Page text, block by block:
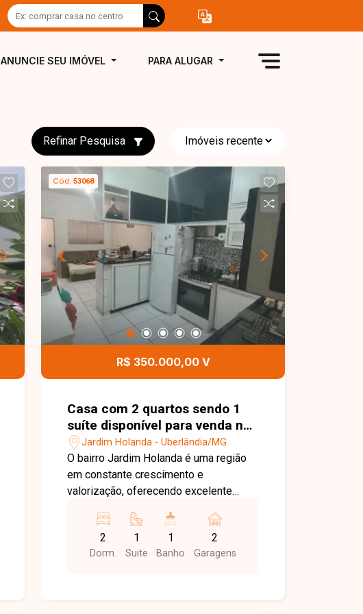
ANUNCIE SEU IMÓVEL PARA ALUGAR
Refinar Pesquisa
Cód. 53068
R$ 350.000,00 V
Casa com 2 quartos sendo 1
suíte disponível para venda no
bairro Jardim Holanda em
Uberlândia-MG
Jardim Holanda - Uberlândia/MG
O bairro Jardim Holanda é uma região
em constante crescimento e
valorização, oferecendo excelente
principais vias de Uberlândia. Próximo a
supermercados, escolas, farmácias,
comércios e diversos serviços, o bairro
2
Dorm.
1
Suite
1
Banho
2
Garagens